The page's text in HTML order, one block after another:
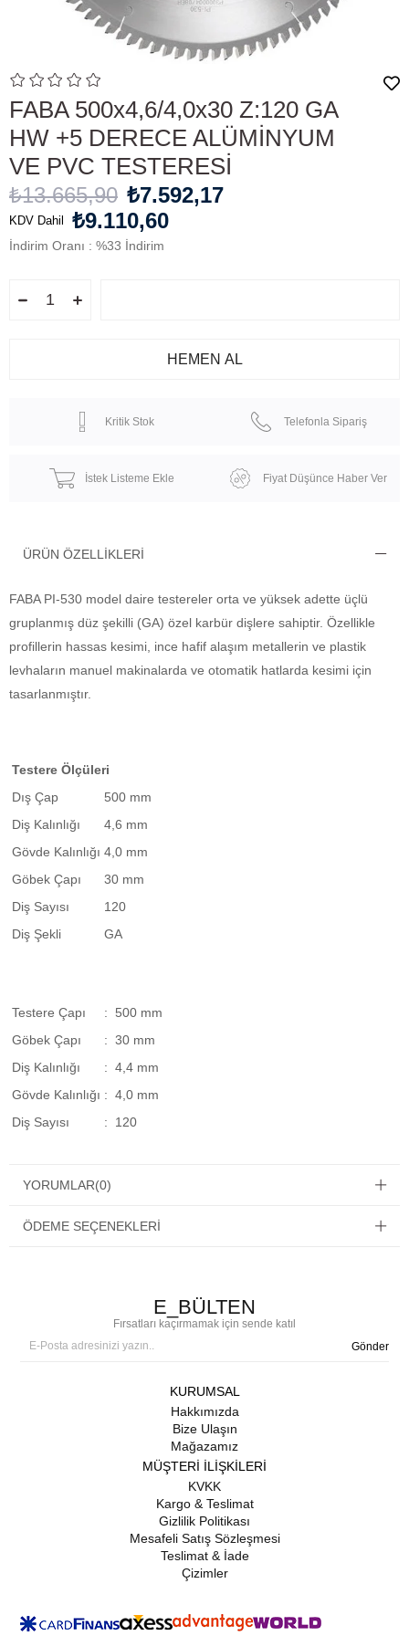
FABA 500x4,6/4,0x30 Z:120 GA
HW +5 DERECE ALÜMİNYUM
VE PVC TESTERESİ
₺13.665,90 ₺7.592,17
KDV Dahil ₺9.110,60
İndirim Oranı : %33 İndirim
Kritik Stok Telefonla Sipariş
İstek Listeme Ekle Fiyat Düşünce Haber Ver
ÜRÜN ÖZELLIKLERI
FABA PI-530 model daire testereler orta ve yüksek adette üçlü
gruplanmış düz şekilli (GA) özel karbür dişlere sahiptir. Özellikle
profillerin hassas kesimi, ince hafif alaşım metallerin ve plastik
levhaların manuel makinalarda ve otomatik hatlarda kesimi için
tasarlanmıştır.
Testere Ölçüleri
Dış Çap
500 mm
Diş Kalınlığı
4,6 mm
Gövde Kalınlığı 4,0 mm
Göbek Çapı
30 mm
Diş Sayısı
120
Diş Şekli
GA
Testere Çapı
: 500 mm
Göbek Çapı
: 30 mm
Diş Kalınlığı
: 4,4 mm
Gövde Kalınlığı : 4,0 mm
Diş Sayısı
: 120
YORUMLAR(0)
ÖDEME SEÇENEKLERI
E_BÜLTEN
Fırsatları kaçırmamak için sende katıl
Gönder
KURUMSAL
Hakkımızda
Bize Ulaşın
Mağazamız
MÜŞTERİ İLİŞKİLERİ
KVKK
Kargo & Teslimat
Gizlilik Politikası
Mesafeli Satış Sözleşmesi
Teslimat & İade
Çizimler